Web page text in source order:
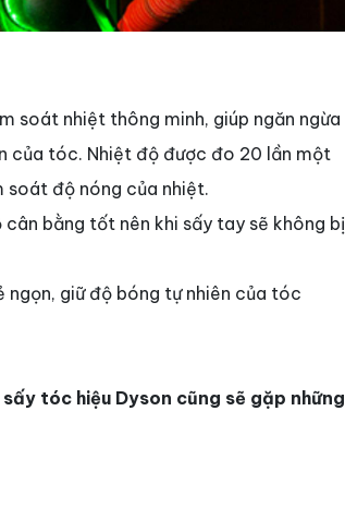
soát nhiệt thông minh, giúp ngăn ngừa
của tóc. Nhiệt độ được đo 20 lần một
soát độ nóng của nhiệt.
bằng tốt nên khi sấy tay sẽ không bị
ngọn, giữ độ bóng tự nhiên của tóc
tóc hiệu Dyson cũng sẽ gặp những